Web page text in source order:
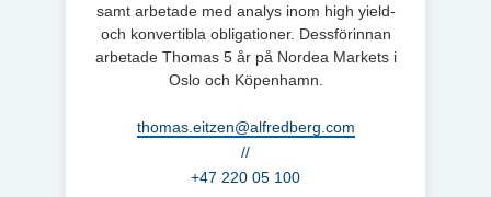
samt arbetade med analys inom high yield-
och konvertibla obligationer. Dessförinnan
arbetade Thomas 5 år på Nordea Markets i
Oslo och Köpenhamn.
thomas.eitzen@alfredberg.com
//
+47 220 05 100